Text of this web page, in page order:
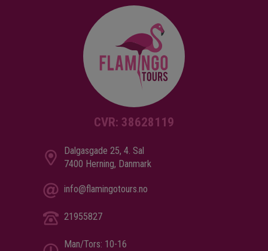
CVR: 38628119
Dalgasgade 25, 4. Sal
7400 Herning, Danmark
info@flamingotours.no
21955827
Man/Tors: 10-16